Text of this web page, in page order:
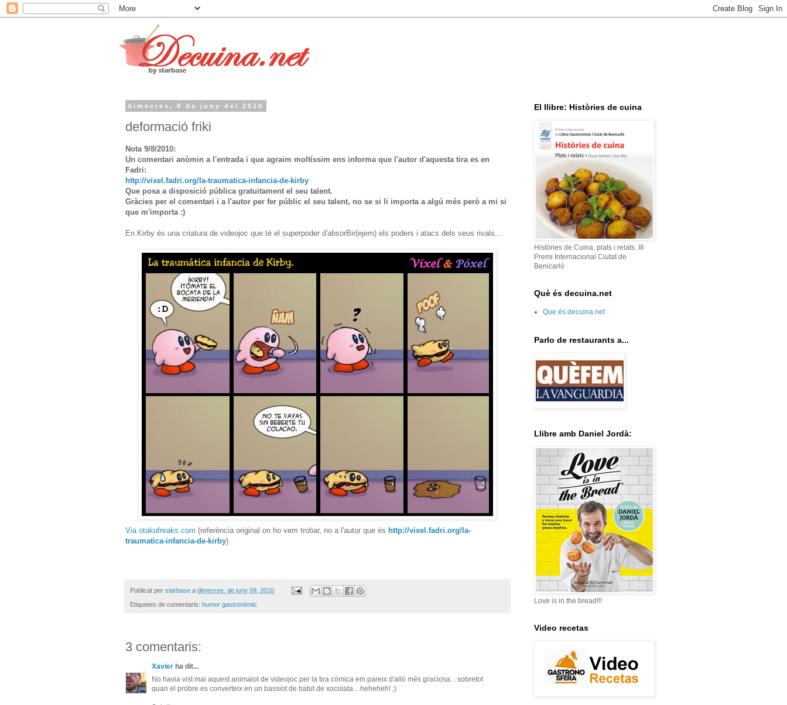
dimecres, 9 de juny del 2010
deformació friki
Nota 9/8/2010:
Un comentari anòmin a l'entrada i que agraim moltíssim ens informa que l'autor d'aquesta tira es en
Fadri:
http://vixel.fadri.org/la-traumatica-infancia-de-kirby
Que posa a disposició pública gratuitament el seu talent.
Gràcies per el comentari i a l'autor per fer públic el seu talent, no se si li importa a algú més però a mi si
que m'importa :)
En Kirby és una criatura de videojoc que té el superpoder d'absorBir(ejem) els poders i atacs dels seus rivals...
Via otakufreaks.com (referència original on ho vem trobar, no a l'autor que és http://vixel.fadri.org/la-
traumatica-infancia-de-kirby)
Publicat per starbase a dimecres, de juny 09, 2010
Etiquetes de comentaris: humor gastronòmic
3 comentaris:
Xavier ha dit...
No havia vist mai aquest animalot de videojoc per la tira còmica em pareix d'allò més graciosa... sobretot
quan el probre es converteix en un bassiot de batut de xocolata... heheheh! ;)
El llibre: Històries de cuina
Històries de Cuina, plats i relats. III
Premi Internacional Ciutat de
Benicarló
Què és decuina.net
Que és decuina.net
Parlo de restaurants a...
Llibre amb Daniel Jordà:
Love is in the bread!!!
Video recetas